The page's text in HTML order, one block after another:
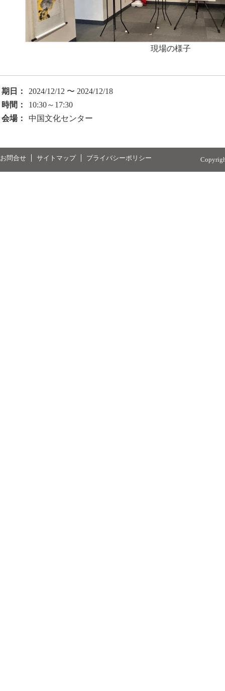
現場の様子
期日：
2024/12/12 〜 2024/12/18
時間：
10:30～17:30
会場：
中国文化センター
お問合せ サイトマップ プライバシーポリシー